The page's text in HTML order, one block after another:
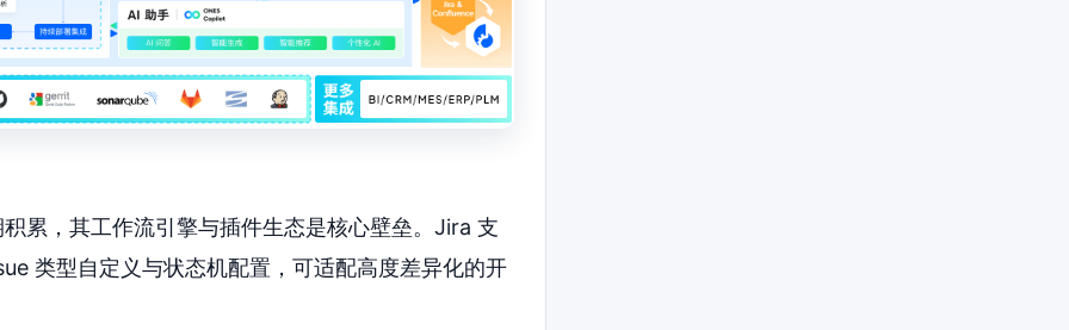
累，其工作流引擎与插件生态是核心壁垒。Jira 支
类型自定义与状态机配置，可适配高度差异化的开